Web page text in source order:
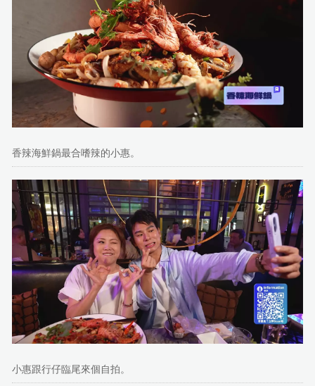
香辣海鮮鍋最合嗜辣的小惠。
小惠跟行仔臨尾來個自拍。